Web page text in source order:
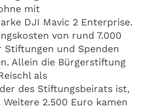
mit
DJI Mavic 2 Enterprise.
von rund 7.000
und Spenden
Allein die Bürgerstiftung
als
des Stiftungsbeirats ist,
2.500 Euro kamen